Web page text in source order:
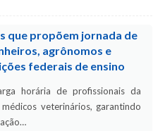
que propõem jornada de
agrônomos e
federais de ensino
horária de profissionais da
veterinários, garantindo